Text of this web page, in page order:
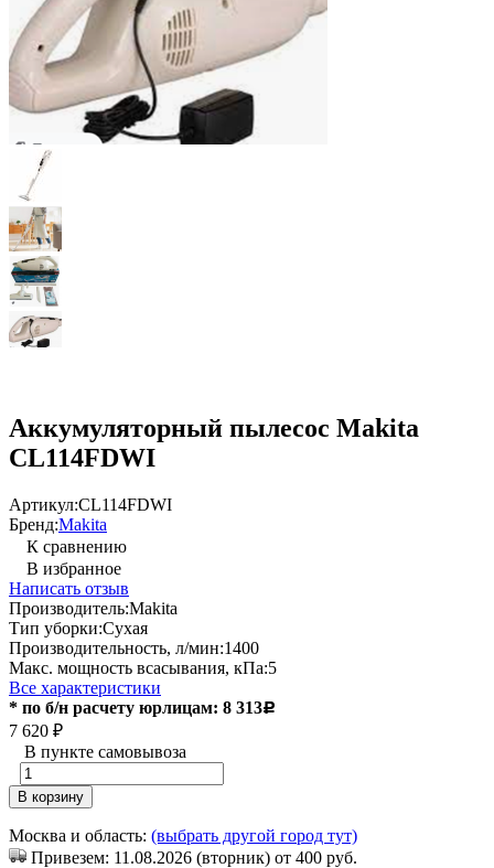
Аккумуляторный пылесос Makita
CL114FDWI
Артикул:CL114FDWI
Бренд:Makita
К сравнению
В избранное
Написать отзыв
Производитель:Makita
Тип уборки:Сухая
Производительность, л/мин:1400
Макс. мощность всасывания, кПа:5
Все характеристики
* по б/н расчету юрлицам: 8 313Р
7 620 ₽
В пункте самовывоза
В корзину
Москва и область: (выбрать другой город тут)
Привезем: 11.08.2026 (вторник) от 400 руб.